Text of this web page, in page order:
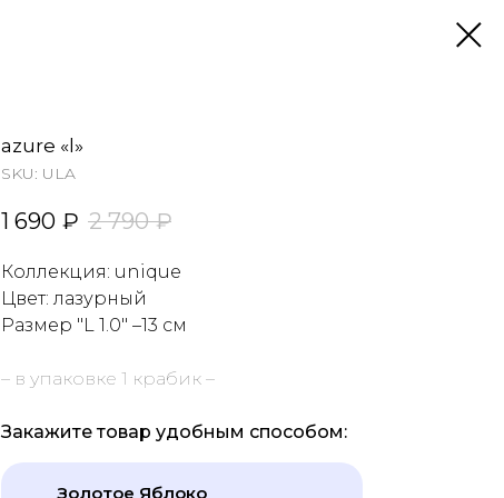
azure «l»
SKU: ULA
1 690 ₽ 2 790 ₽
Коллекция: unique
Цвет: лазурный
Размер "L 1.0" –13 см
– в упаковке 1 крабик –
Закажите товар удобным способом:
Золотое Яблоко